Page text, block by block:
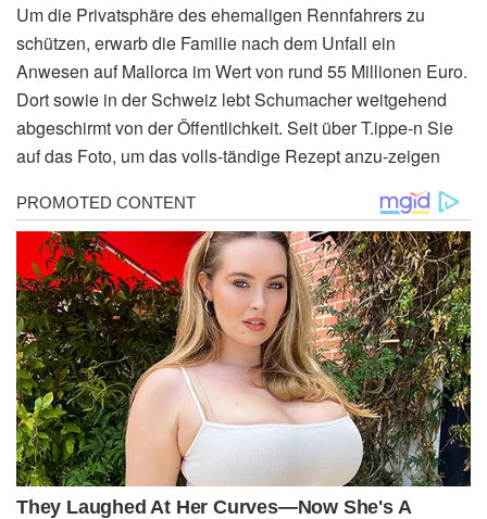
Um die Privatsphäre des ehemaligen Rennfahrers zu
schützen, erwarb die Familie nach dem Unfall ein
Anwesen auf Mallorca im Wert von rund 55 Millionen Euro.
Dort sowie in der Schweiz lebt Schumacher weitgehend
abgeschirmt von der Öffentlichkeit. Seit über T.ippe-n Sie
auf das Foto, um das volls-tändige Rezept anzu-zeigen